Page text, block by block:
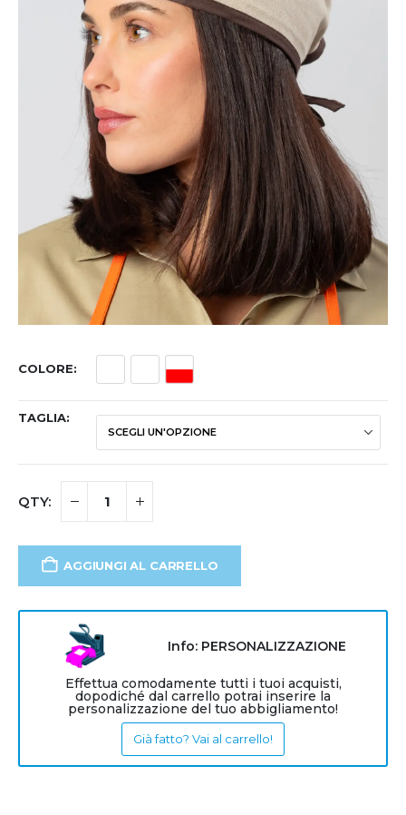
COLORE
TAGLIA
AGGIUNGI AL CARRELLO
Info: PERSONALIZZAZIONE
Effettua comodamente tutti i tuoi acquisti,
dopodiché dal carrello potrai inserire la
personalizzazione del tuo abbigliamento!
Già fatto? Vai al carrello!